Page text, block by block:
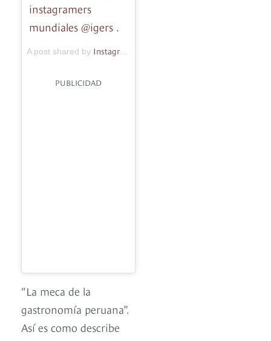
instagramers
mundiales @igers .
A post shared by Instagramers Arequipa
PUBLICIDAD
“La meca de la
gastronomía peruana”.
Así es como describe